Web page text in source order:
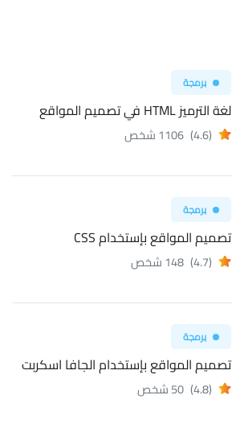
برمجة
لغة الترميز HTML في تصميم المواقع
(4.6) 1106 شخص
برمجة
تصميم المواقع بإستخدام CSS
(4.7) 148 شخص
برمجة
تصميم المواقع بإستخدام الجافا اسكربت
(4.8) 50 شخص